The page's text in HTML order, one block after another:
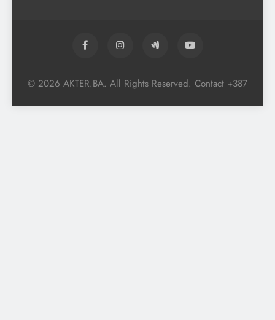
© 2026 AKTER.BA. All Rights Reserved. Contact +387